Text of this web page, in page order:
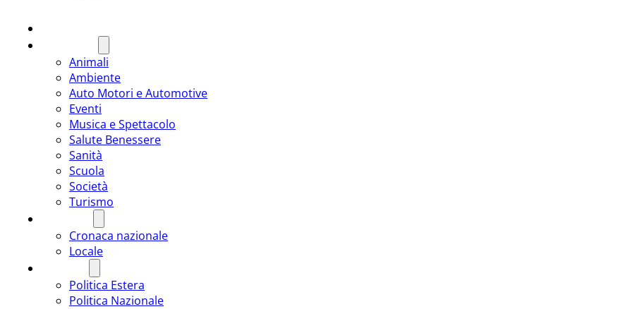
Animali
Ambiente
Auto Motori e Automotive
Eventi
Musica e Spettacolo
Salute Benessere
Sanità
Scuola
Società
Turismo
Cronaca nazionale
Locale
Politica Estera
Politica Nazionale